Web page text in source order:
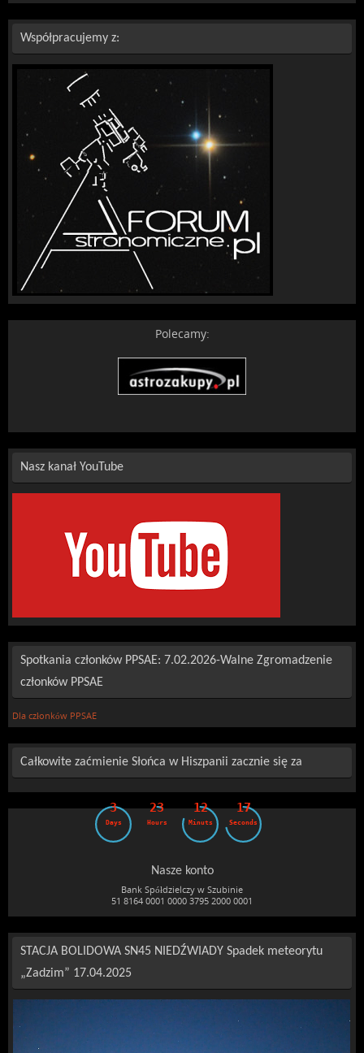
Współpracujemy z:
Polecamy:
Nasz kanał YouTube
Spotkania członków PPSAE: 7.02.2026-Walne Zgromadzenie
członków PPSAE
Dla członków PPSAE
Całkowite zaćmienie Słońca w Hiszpanii zacznie się za
3
Days
23
Hours
12
Minuts
15
Seconds
Nasze konto
Bank Spółdzielczy w Szubinie
51 8164 0001 0000 3795 2000 0001
STACJA BOLIDOWA SN45 NIEDŹWIADY Spadek meteorytu
„Zadzim” 17.04.2025